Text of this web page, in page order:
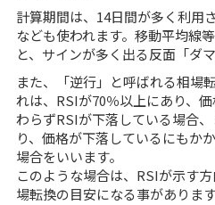
計算期間は、14日間が多く利用
なども使われます。移動平均線
と、サインが多く出る反面「ダ
また、「逆行」と呼ばれる相場
れは、RSIが70％以上にあり、
わらずRSIが下落している場合
り、価格が下落しているにもか
場合をいいます。
このような場合は、RSIが示す
場転換の目安になる事があります